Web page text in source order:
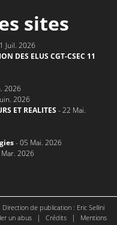
sites
Juil. 2026
DES ELUS CGT-CSEC 11
2026
2026
ET REALITES - 22 Mai.
- 05 Mai. 2026
2026
de publication : Eric Sellini
un abus | Crédits |
Mentions